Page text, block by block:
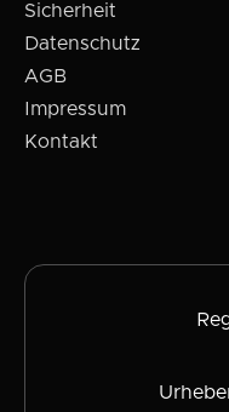
Sicherheit
Datenschutz
AGB
Impressum
Kontakt